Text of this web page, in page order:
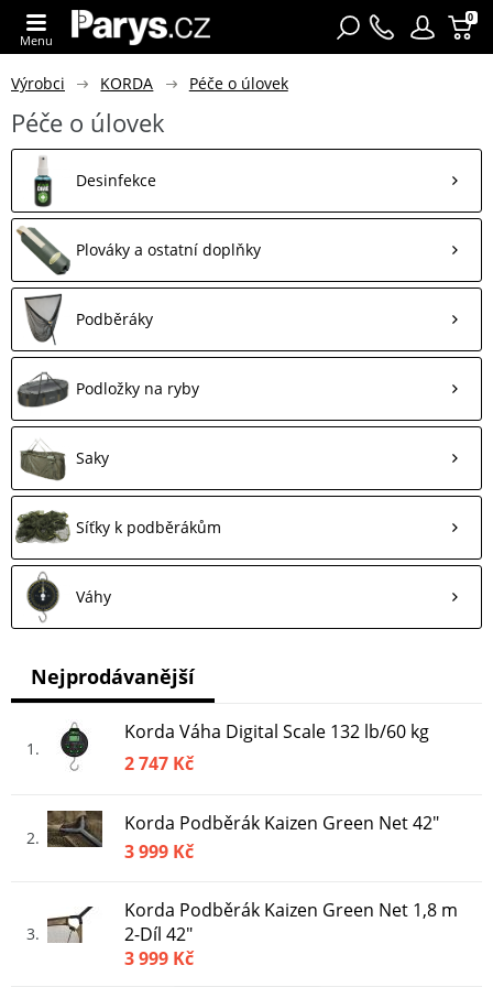
0
Menu
Výrobci KORDA Péče o úlovek
Péče o úlovek
Desinfekce
Plováky a ostatní doplňky
Podběráky
Podložky na ryby
Saky
Síťky k podběrákům
Váhy
1
Korda Váha Digital Scale 132 lb/60 kg
2 747 Kč
2
Korda Podběrák Kaizen Green Net 42"
3 999 Kč
3
Korda Podběrák Kaizen Green Net 1,8 m
2-Díl 42"
3 999 Kč
Nejprodávanější